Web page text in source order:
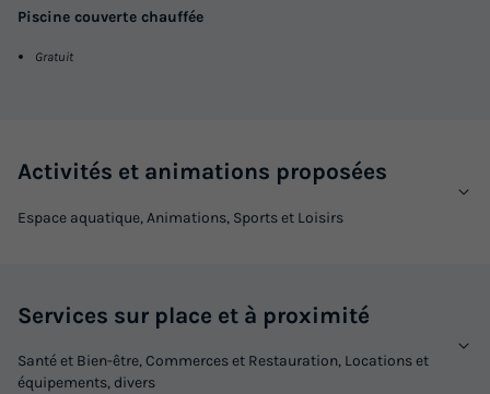
Piscine couverte chauffée
Gratuit
Activités et animations proposées
Espace aquatique, Animations, Sports et Loisirs
Services sur place et à proximité
Santé et Bien-être, Commerces et Restauration, Locations et
équipements, divers